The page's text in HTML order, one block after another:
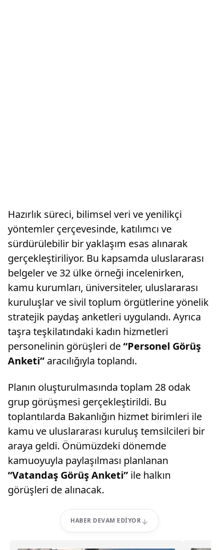
Hazırlık süreci, bilimsel veri ve yenilikçi
yöntemler çerçevesinde, katılımcı ve
sürdürülebilir bir yaklaşım esas alınarak
gerçekleştiriliyor. Bu kapsamda uluslararası
belgeler ve 32 ülke örneği incelenirken,
kamu kurumları, üniversiteler, uluslararası
kuruluşlar ve sivil toplum örgütlerine yönelik
stratejik paydaş anketleri uygulandı. Ayrıca
taşra teşkilatındaki kadın hizmetleri
personelinin görüşleri de“Personel Görüş
Anketi” aracılığıyla toplandı.
Planın oluşturulmasında toplam 28 odak
grup görüşmesi gerçekleştirildi. Bu
toplantılarda Bakanlığın hizmet birimleri ile
kamu ve uluslararası kuruluş temsilcileri bir
araya geldi. Önümüzdeki dönemde
kamuoyuyla paylaşılması planlanan
“Vatandaş Görüş Anketi” ile halkın
görüşleri de alınacak.
HABER DEVAM EDIYOR